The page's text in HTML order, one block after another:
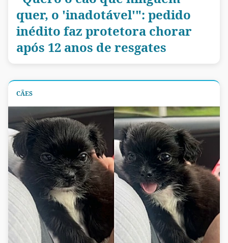
quer, o 'inadotável'": pedido
inédito faz protetora chorar
após 12 anos de resgates
CÃES